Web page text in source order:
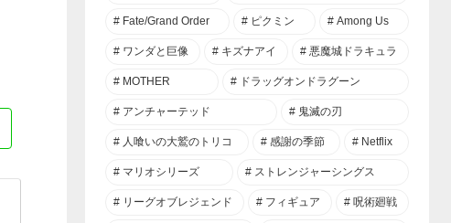
Fate/Grand Order ピクミン Among Us
ワンダと巨像 キズナアイ 悪魔城ドラキュラ
MOTHER ドラッグオンドラグーン
アンチャーテッド 鬼滅の刃
人喰いの大鷲のトリコ 感謝の季節 Netflix
マリオシリーズ ストレンジャーシングス
リーグオブレジェンド フィギュア 呪術廻戦